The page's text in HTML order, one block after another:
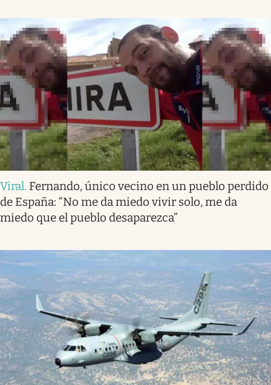
Viral. Fernando, único vecino en un pueblo perdido
de España: “No me da miedo vivir solo, me da
miedo que el pueblo desaparezca”